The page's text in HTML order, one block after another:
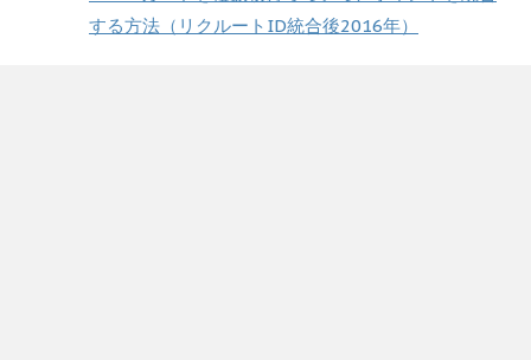
する方法（リクルートID統合後2016年）